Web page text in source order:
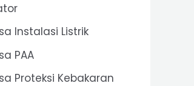
Instalasi Listrik
PAA
Proteksi Kebakaran